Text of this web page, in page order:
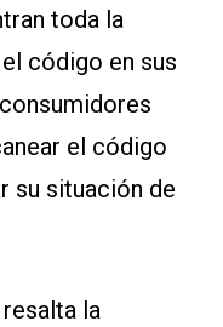
toda la
código en sus
el código
su situación de
la